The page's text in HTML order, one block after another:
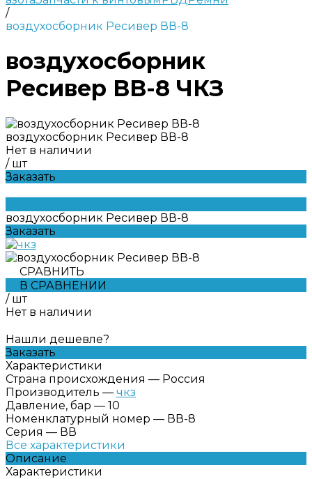
/
воздухосборник Ресивер ВВ-8
воздухосборник
Ресивер ВВ-8 ЧКЗ
воздухосборник Ресивер ВВ-8
Нет в наличии
/ шт
Заказать
воздухосборник Ресивер ВВ-8
Заказать
СРАВНИТЬ
В СРАВНЕНИИ
/ шт
Нет в наличии
Нашли дешевле?
Заказать
Характеристики
Страна происхождения — Россия
Производитель — чкз
Давление, бар — 10
Номенклатурный номер — ВВ-8
Серия — ВВ
Все характеристики
Описание
Характеристики